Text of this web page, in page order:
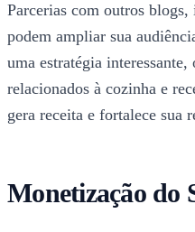
Parcerias com outros
podem ampliar sua
uma estratégia
relacionados à cozinha e
gera receita e fortalece sua
Monetização do